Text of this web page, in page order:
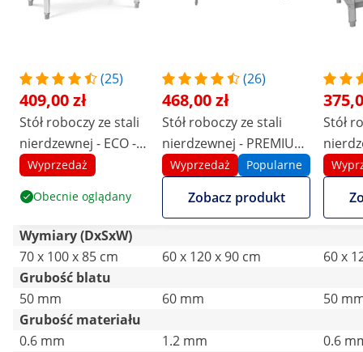
(25)
409,00 zł
Stół roboczy ze stali
nierdzewnej - ECO -
100 x 70 cm - 500 kg -
Royal Catering
Wyprzedaż
Obecnie oglądany
(26)
468,00 zł
Stół roboczy ze stali
nierdzewnej - PREMIUM
- 120 x 60 cm - 210 kg -
składany - Royal
Catering
Wyprzedaż Popularne
Zobacz produkt
Stół
x 60
Royal
Wymiary (DxSxW)
70 x 100 x 85 cm
60 x 120 x 90 cm
60 x
Grubość blatu
50 mm
60 mm
50
Grubość materiału
0.6 mm
1.2 mm
0.6